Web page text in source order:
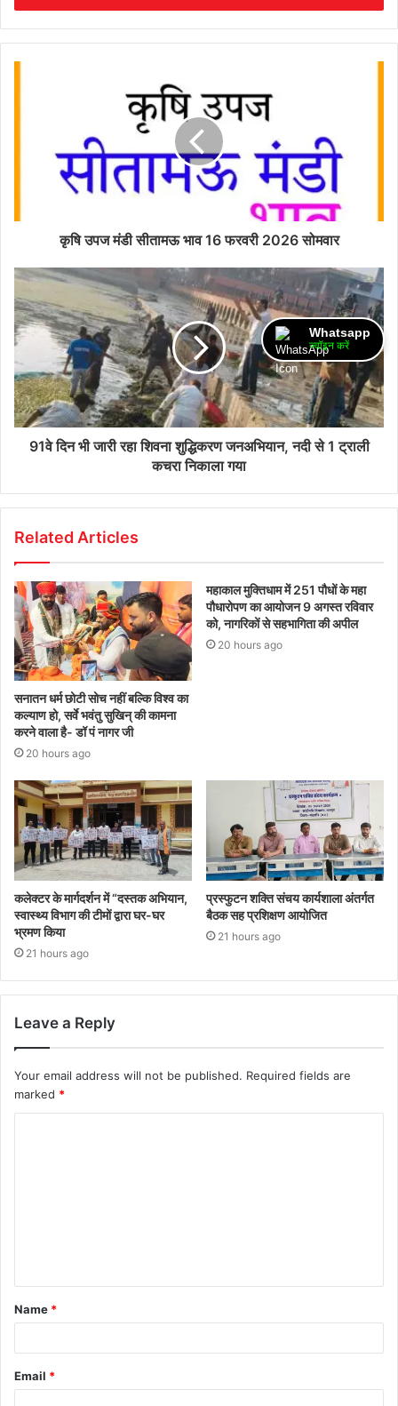
कृषि उपज मंडी सीतामऊ भाव 16 फरवरी 2026 सोमवार
91वे दिन भी जारी रहा शिवना शुद्धिकरण जनअभियान, नदी से 1 ट्राली
कचरा निकाला गया
Related Articles
सनातन धर्म छोटी सोच नहीं बल्कि विश्व का
कल्याण हो, सर्वे भवंतु सुखिन् की कामना
करने वाला है- डॉ पं नागर जी
20 hours ago
महाकाल मुक्तिधाम में 251 पौधों के महा
पौधारोपण का आयोजन 9 अगस्त रविवार
को, नागरिकों से सहभागिता की अपील
20 hours ago
कलेक्टर के मार्गदर्शन में “दस्तक अभियान,‌
स्वास्थ्य विभाग की टीमों द्वारा घर-घर
भ्रमण किया
21 hours ago
प्रस्फुटन शक्ति संचय कार्यशाला अंतर्गत
बैठक सह प्रशिक्षण आयोजित
21 hours ago
Leave a Reply
Your email address will not be published. Required fields are
marked *
Name *
Email *
Whatsapp
ज्वॉइन करें